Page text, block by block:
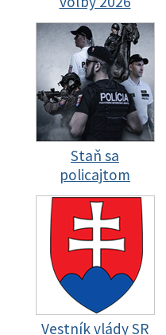
Staň sa
policajtom
Vestník vlády SR